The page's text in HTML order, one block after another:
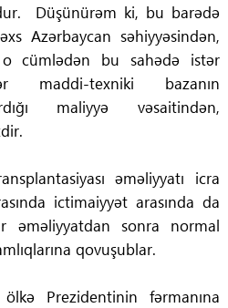
Düşünürəm ki, bu barədə
Azərbaycan səhiyyəsindən,
o cümlədən bu sahədə istər
maddi-texniki bazanın
maliyyə vəsaitindən,
əməliyyatı icra
ictimaiyyət arasında da
əməliyyatdan sonra normal
qovuşublar.
Prezidentinin fərmanına